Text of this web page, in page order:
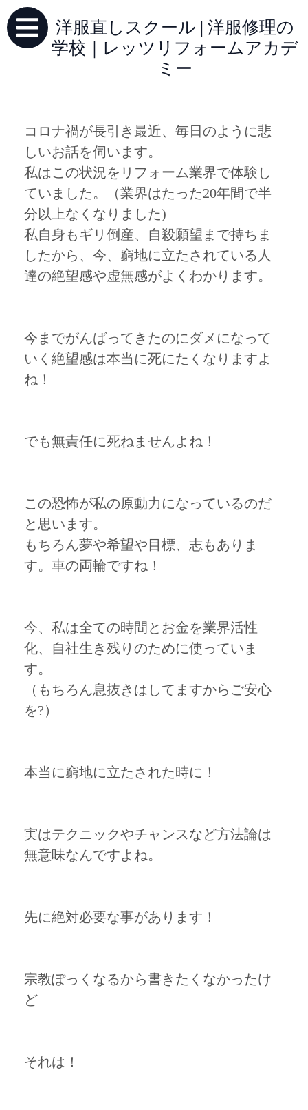
洋服直しスクール | 洋服修理の
学校｜レッツリフォームアカデ
ミー
コロナ禍が長引き最近、毎日のように悲
しいお話を伺います。
私はこの状況をリフォーム業界で体験し
ていました。（業界はたった20年間で半
分以上なくなりました)
私自身もギリ倒産、自殺願望まで持ちま
したから、今、窮地に立たされている人
達の絶望感や虚無感がよくわかります。
今までがんばってきたのにダメになって
いく絶望感は本当に死にたくなりますよ
ね！
でも無責任に死ねませんよね！
この恐怖が私の原動力になっているのだ
と思います。
もちろん夢や希望や目標、志もありま
す。車の両輪ですね！
今、私は全ての時間とお金を業界活性
化、自社生き残りのために使っていま
す。
（もちろん息抜きはしてますからご安心
を?）
本当に窮地に立たされた時に！
実はテクニックやチャンスなど方法論は
無意味なんですよね。
先に絶対必要な事があります！
宗教ぽっくなるから書きたくなかったけ
ど
それは！